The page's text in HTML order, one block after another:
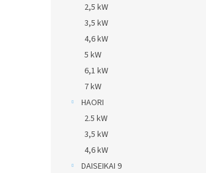
2,5 kW
3,5 kW
4,6 kW
5 kW
6,1 kW
7 kW
HAORI
2.5 kW
3,5 kW
4,6 kW
DAISEIKAI 9